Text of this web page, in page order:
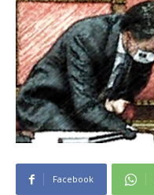
Facebook